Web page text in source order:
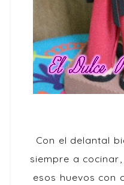
Con el delantal
siempre a
esos huevos con